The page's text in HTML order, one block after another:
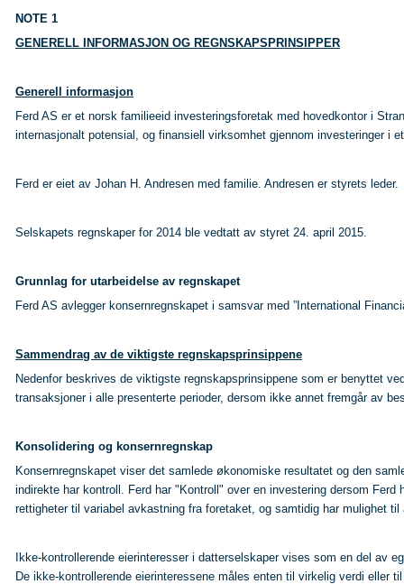
NOTE 1
GENERELL INFORMASJON OG REGNSKAPSPRINSIPPER
Generell informasjon
Ferd AS er et norsk familieeid investeringsforetak med hovedkontor i
internasjonalt potensial, og finansiell virksomhet gjennom investeringer i
Ferd er eiet av Johan H. Andresen med familie. Andresen er styrets leder.
Selskapets regnskaper for 2014 ble vedtatt av styret 24. april 2015.
Grunnlag for utarbeidelse av regnskapet
Ferd AS avlegger konsernregnskapet i samsvar med ”International
Sammendrag av de viktigste regnskapsprinsippene
Nedenfor beskrives de viktigste regnskapsprinsippene som er benyttet
transaksjoner i alle presenterte perioder, dersom ikke annet fremgår av
Konsolidering og konsernregnskap
Konsernregnskapet viser det samlede økonomiske resultatet og den
indirekte har kontroll. Ferd har "Kontroll" over en investering dersom
rettigheter til variabel avkastning fra foretaket, og samtidig har mulighet
Ikke-kontrollerende eierinteresser i datterselskaper vises som en del av
De ikke-kontrollerende eierinteressene måles enten til virkelig verdi eller